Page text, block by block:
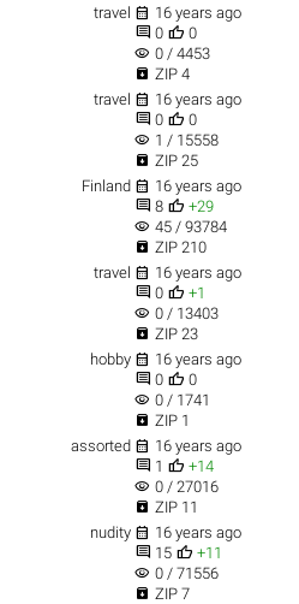
travel  16 years ago
 0  0
visibility 0 / 4453
 ZIP 4
travel  16 years ago
 0  0
visibility 1 / 15558
 ZIP 25
Finland  16 years ago
 8  +29
visibility 45 / 93784
 ZIP 210
travel  16 years ago
 0  +1
visibility 0 / 13403
 ZIP 23
hobby  16 years ago
 0  0
visibility 0 / 1741
 ZIP 1
assorted  16 years ago
 1  +14
visibility 0 / 27016
 ZIP 11
nudity  16 years ago
 15  +11
visibility 0 / 71556
 ZIP 7